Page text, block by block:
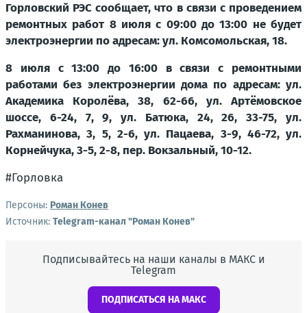
Горловский РЭС сообщает, что в связи с проведением
ремонтных работ 8 июля с 09:00 до 13:00 не будет
электроэнергии по адресам: ул. Комсомольская, 18.
8 июля с 13:00 до 16:00 в связи с ремонтными
работами без электроэнергии дома по адресам: ул.
Академика Королёва, 38, 62-66, ул. Артёмовское
шоссе, 6-24, 7, 9, ул. Батюка, 24, 26, 33-75, ул.
Рахманинова, 3, 5, 2-6, ул. Пацаева, 3-9, 46-72, ул.
Корнейчука, 3-5, 2-8, пер. Вокзальный, 10-12.
#Горловка
Персоны: Роман Конев
Источник: Telegram-канал "Роман Конев"
Подписывайтесь на наши каналы в МАКС и
Telegram
ПОДПИСАТЬСЯ НА МАКС